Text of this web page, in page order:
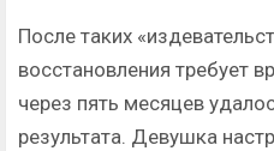
После таких
восстановления требует
через пять месяцев
результата. Девушка